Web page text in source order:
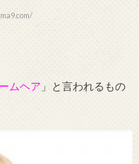
ムヘア 」と言われるもの